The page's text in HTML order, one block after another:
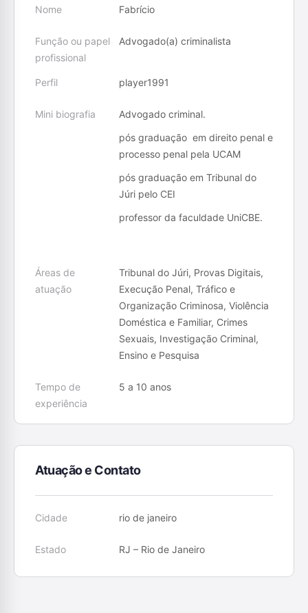
Nome Fabrício
Função ou papel
profissional
Advogado(a) criminalista
Perfil player1991
Mini biografia
Advogado criminal.
pós graduação em direito penal e
processo penal pela UCAM
pós graduação em Tribunal do
Júri pelo CEI
professor da faculdade UniCBE.
Áreas de
atuação
Tribunal do Júri, Provas Digitais,
Execução Penal, Tráfico e
Organização Criminosa, Violência
Doméstica e Familiar, Crimes
Sexuais, Investigação Criminal,
Ensino e Pesquisa
Tempo de
experiência
5 a 10 anos
Atuação e Contato
Cidade rio de janeiro
Estado RJ – Rio de Janeiro